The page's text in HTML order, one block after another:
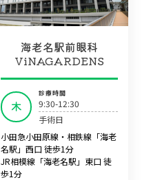
海老名駅前眼科
ViNAGARDENS
木
診療時間
9:30-12:30
手術日
小田急小田原線・相鉄線「海老
名駅」西口 徒歩1分
JR相模線「海老名駅」東口 徒
歩1分